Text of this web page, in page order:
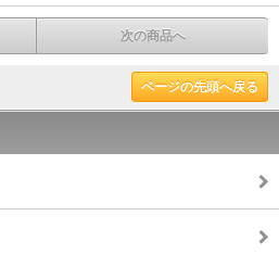
次の商品へ
ページの先頭へ戻る